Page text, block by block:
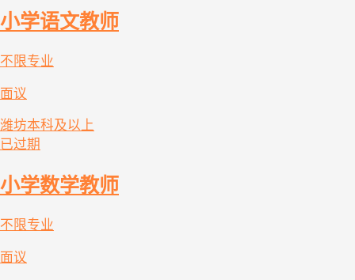
小学语文教师
不限专业
面议
潍坊本科及以上
已过期
小学数学教师
不限专业
面议